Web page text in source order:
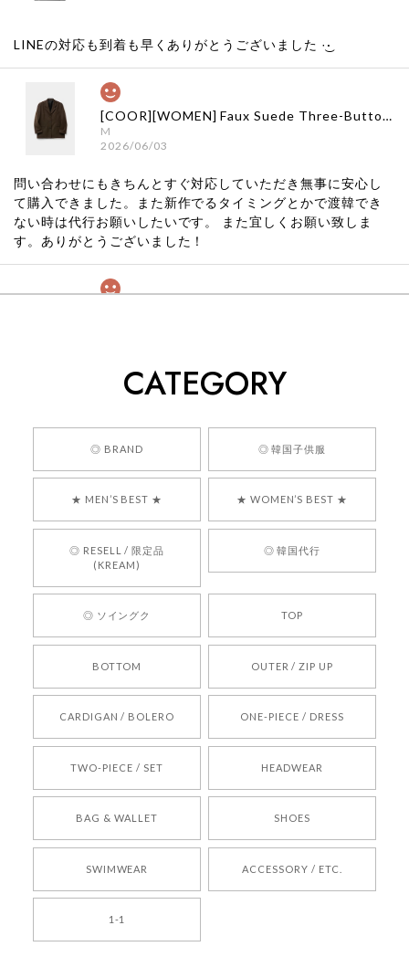
LINEの対応も到着も早くありがとうございました‪ ·͜·
[COOR][WOMEN] Faux Suede Three-Button Blazer (Dark Brown) 正規品 韓国ブランド 韓国通販 韓国代行 韓国ファッション クール クーア クアー 日本 店舗
M
2026/06/03
問い合わせにもきちんとすぐ対応していただき無事に安心し
て購入できました。また新作でるタイミングとかで渡韓でき
ない時は代行お願いしたいです。 また宜しくお願い致しま
す。ありがとうございました！
くっそかわいいし、ショップの問い合わせも返事がはやくて
嬉しいレビューをありがとうございます！ 商品を
気に入っていただけたようで、大変嬉しく思いま
言葉をいただきありがとうございます。安心して
お買い物いただけたとのこと、何より嬉しいで
す。 これからも迅速かつ丁寧な対応を心がけ、安
心してご利用いただけるショップを目指してまい
ります。 また気になる商品がございましたら、ぜ
りお待ちしております。
2026/05/24
250
2026/05/24
2026/04/14
CATEGORY
◎ BRAND ◎ 韓国子供服
★ MEN’S BEST ★ ★ WOMEN’S BEST ★
◎ RESELL / 限定品
(KREAM)
◎ 韓国代行
◎ ソイングク TOP
BOTTOM OUTER / ZIP UP
CARDIGAN / BOLERO ONE-PIECE / DRESS
TWO-PIECE / SET HEADWEAR
BAG & WALLET SHOES
SWIMWEAR ACCESSORY / ETC.
1-1